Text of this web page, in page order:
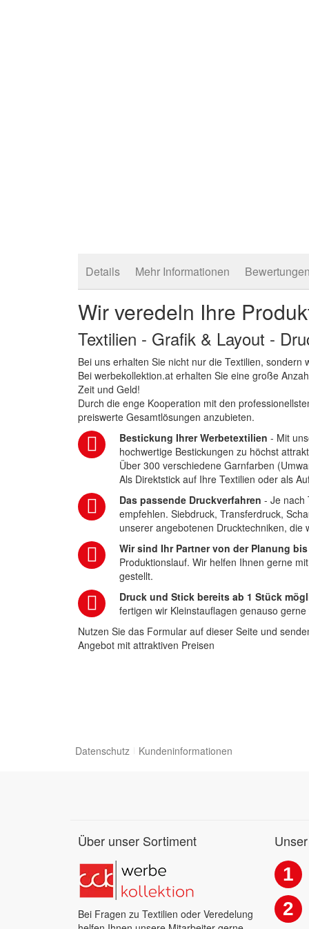
Details Mehr Informationen Bewertungen
Wir veredeln Ihre
Textilien - Grafik & Layout -
Bei uns erhalten Sie nicht nur die Textilien,
Bei werbekollektion.at erhalten Sie eine große
Zeit und Geld!
Durch die enge Kooperation mit den
preiswerte Gesamtlösungen anzubieten.
Bestickung Ihrer Werbetextilien - Mit
hochwertige Bestickungen zu höchst
Über 300 verschiedene Garnfarben
Als Direktstick auf Ihre Textilien oder als
Das passende Druckverfahren - Je nach
empfehlen. Siebdruck, Transferdruck,
unserer angebotenen Drucktechniken,
Wir sind Ihr Partner von der Planung
Produktionslauf. Wir helfen Ihnen gerne
gestellt.
Druck und Stick bereits ab 1 Stück
fertigen wir Kleinstauflagen genauso
Nutzen Sie das Formular auf dieser Seite und
Angebot mit attraktiven Preisen
Datenschutz Kundeninformationen
Über unser Sortiment
Bei Fragen zu Textilien oder Veredelung
1
2